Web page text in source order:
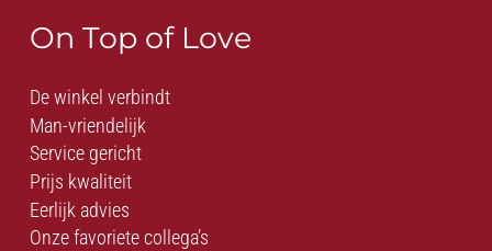
On Top of Love
De winkel verbindt
Man-vriendelijk
Service gericht
Prijs kwaliteit
Eerlijk advies
Onze favoriete collega’s